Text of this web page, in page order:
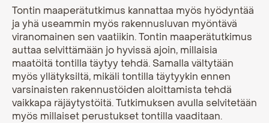
Tontin maaperätutkimus kannattaa myös hyödyntää
ja yhä useammin myös rakennusluvan myöntävä
viranomainen sen vaatiikin. Tontin maaperätutkimus
auttaa selvittämään jo hyvissä ajoin, millaisia
maatöitä tontilla täytyy tehdä. Samalla vältytään
myös yllätyksiltä, mikäli tontilla täytyykin ennen
varsinaisten rakennustöiden aloittamista tehdä
vaikkapa räjäytystöitä. Tutkimuksen avulla selvitetään
myös millaiset perustukset tontilla vaaditaan.